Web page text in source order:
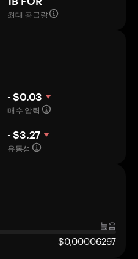
최대 공급량
- $0.03
매수 압력
- $3.27
유동성
높음
$0,00006297